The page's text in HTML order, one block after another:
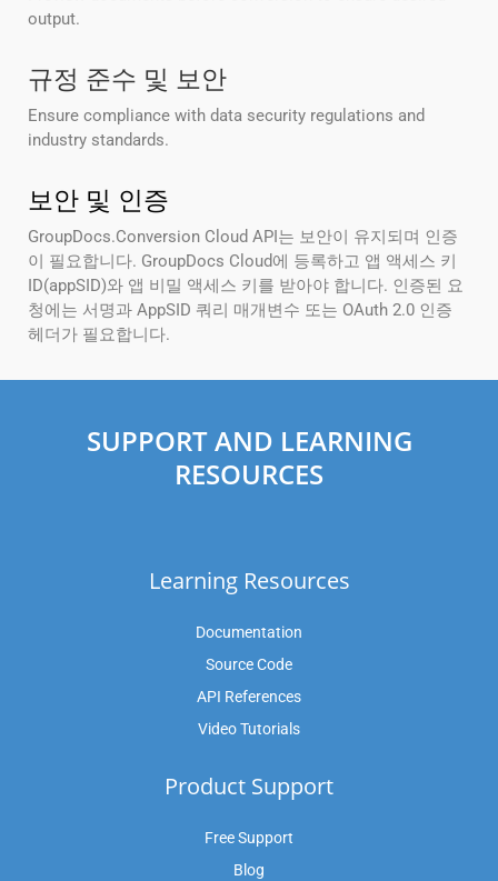
output.
규정 준수 및 보안
Ensure compliance with data security regulations and
industry standards.
보안 및 인증
GroupDocs.Conversion Cloud API는 보안이 유지되며 인증
이 필요합니다. GroupDocs Cloud에 등록하고 앱 액세스 키
ID(appSID)와 앱 비밀 액세스 키를 받아야 합니다. 인증된 요
청에는 서명과 AppSID 쿼리 매개변수 또는 OAuth 2.0 인증
헤더가 필요합니다.
SUPPORT AND LEARNING
RESOURCES
Learning Resources
Documentation
Source Code
API References
Video Tutorials
Product Support
Free Support
Blog